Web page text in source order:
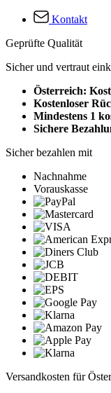
Kontakt
Geprüfte Qualität
Sicher und vertraut
Österreich:
Kostenloser
Mindestens 1
Sichere
Sicher bezahlen mit
Nachnahme
Vorauskasse
Versandkosten für